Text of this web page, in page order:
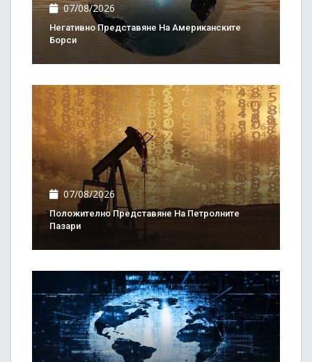
07/08/2026
Негативно Представяне На Американските
Борси
07/08/2026
Положително Представяне На Петролните
Пазари